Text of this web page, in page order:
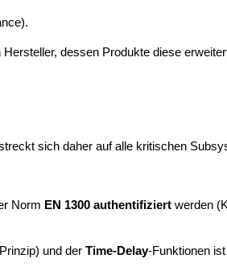
dessen Produkte diese
sich daher auf alle kritischen
Norm EN 1300 authentifiziertwerden
und der Time-Delay-Funktionen